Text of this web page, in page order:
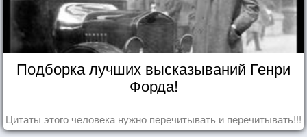
Подборка лучших высказываний Генри
Форда!
Цитаты этого человека нужно перечитывать и перечитывать!!!